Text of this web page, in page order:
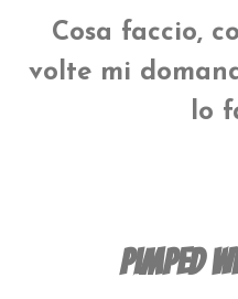
Cosa faccio,
volte mi
lo
Pimped